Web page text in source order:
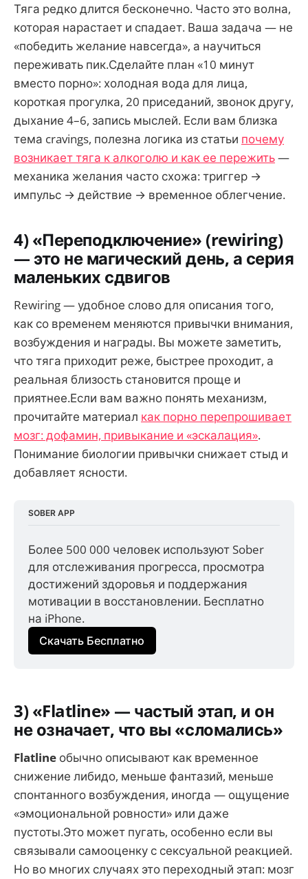
Тяга редко длится бесконечно. Часто это волна,
которая нарастает и спадает. Ваша задача — не
«победить желание навсегда», а научиться
переживать пик.Сделайте план «10 минут
вместо порно»: холодная вода для лица,
короткая прогулка, 20 приседаний, звонок другу,
дыхание 4–6, запись мыслей. Если вам близка
тема cravings, полезна логика из статьи почему
возникает тяга к алкоголю и как ее пережить—
механика желания часто схожа: триггер →
импульс → действие → временное облегчение.
4) «Переподключение» (rewiring)
— это не магический день, а серия
маленьких сдвигов
Rewiring — удобное слово для описания того,
как со временем меняются привычки внимания,
возбуждения и награды. Вы можете заметить,
что тяга приходит реже, быстрее проходит, а
реальная близость становится проще и
приятнее.Если вам важно понять механизм,
прочитайте материал как порно перепрошивает
мозг: дофамин, привыкание и «эскалация».
Понимание биологии привычки снижает стыд и
добавляет ясности.
SOBER APP
Более 500 000 человек используют Sober
для отслеживания прогресса, просмотра
достижений здоровья и поддержания
мотивации в восстановлении. Бесплатно
на iPhone.
Скачать Бесплатно
3) «Flatline» — частый этап, и он
не означает, что вы «сломались»
Flatline обычно описывают как временное
снижение либидо, меньше фантазий, меньше
спонтанного возбуждения, иногда — ощущение
«эмоциональной ровности» или даже
пустоты.Это может пугать, особенно если вы
связывали самооценку с сексуальной реакцией.
Но во многих случаях это переходный этап: мозг